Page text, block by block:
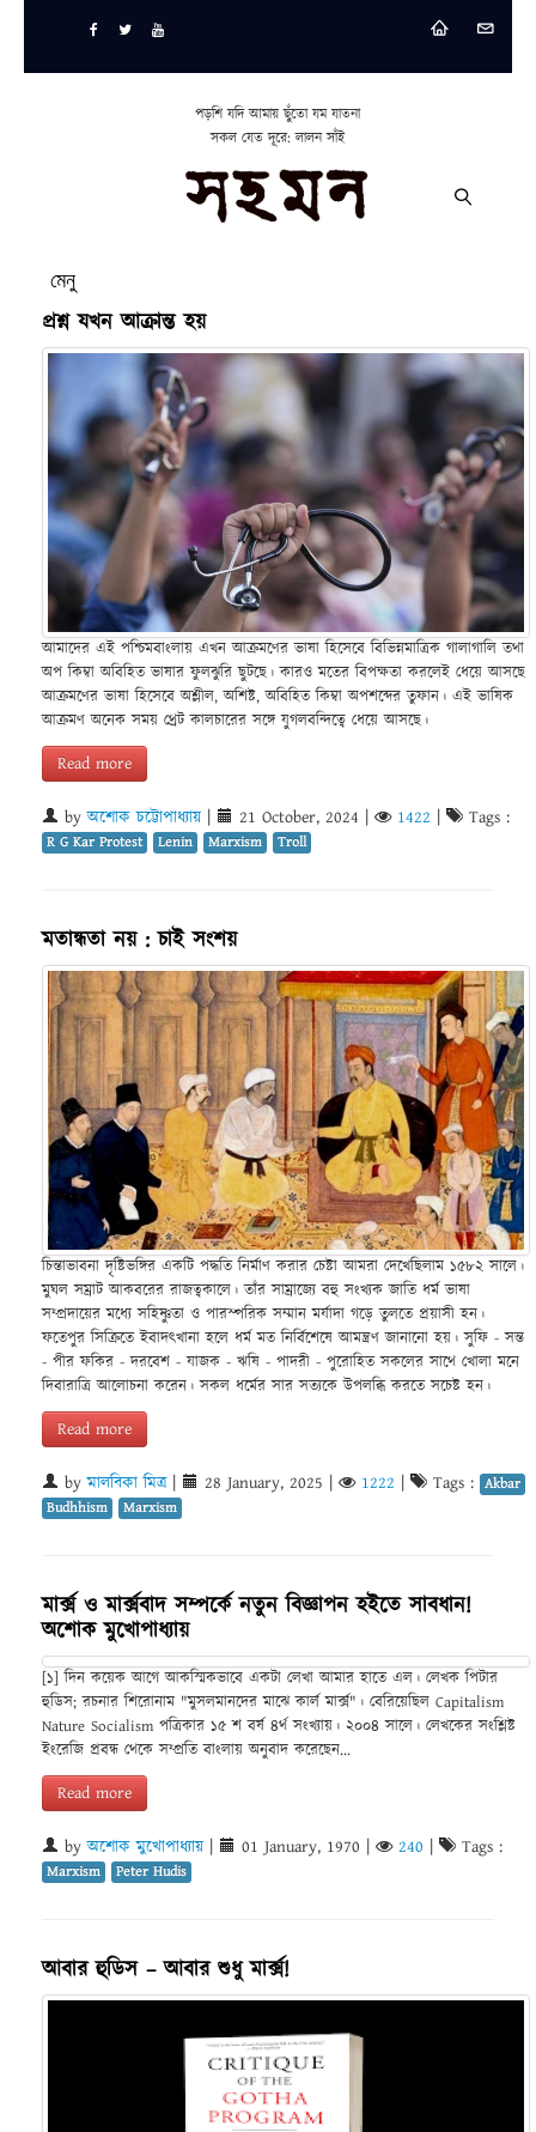
পড়শি যদি আমায় ছুঁতো যম যাতনা
সকল যেত দূরে: লালন সাঁই
মেনু
প্রশ্ন যখন আক্রান্ত হয়
আমাদের এই পশ্চিমবাংলায় এখন আক্রমণের ভাষা হিসেবে বিভিন্নমাত্রিক গালাগালি তথা
অপ কিম্বা অবিহিত ভাষার ফুলঝুরি ছুটছে। কারও মতের বিপক্ষতা করলেই ধেয়ে আসছে
আক্রমণের ভাষা হিসেবে অশ্লীল, অশিষ্ট, অবিহিত কিম্বা অপশব্দের তুফান। এই ভাষিক
আক্রমণ অনেক সময় থ্রেট কালচারের সঙ্গে যুগলবন্দিত্বে ধেয়ে আসছে।
Read more
byঅশোক চট্টোপাধ্যায় 21 October, 2024 1422 Tags :
R G Kar Protest Lenin Marxism Troll
মতান্ধতা নয় : চাই সংশয়
চিন্তাভাবনা দৃষ্টিভঙ্গির একটি পদ্ধতি নির্মাণ করার চেষ্টা আমরা দেখেছিলাম ১৫৮২ সালে।
মুঘল সম্রাট আকবরের রাজত্বকালে। তাঁর সাম্রাজ্যে বহু সংখ্যক জাতি ধর্ম ভাষা
সম্প্রদায়ের মধ্যে সহিষ্ণুতা ও পারস্পরিক সম্মান মর্যাদা গড়ে তুলতে প্রয়াসী হন।
ফতেপুর সিক্রিতে ইবাদৎখানা হলে ধর্ম মত নির্বিশেষে আমন্ত্রণ জানানো হয়। সুফি - সন্ত
- পীর ফকির - দরবেশ - যাজক - ঋষি - পাদরী - পুরোহিত সকলের সাথে খোলা মনে
দিবারাত্রি আলোচনা করেন। সকল ধর্মের সার সত্যকে উপলব্ধি করতে সচেষ্ট হন।
Read more
byমালবিকা মিত্র| 28 January, 2025 1222 Tags : Akbar
Budhhism
Marxism
মার্ক্স ও মার্ক্সবাদ সম্পর্কে নতুন বিজ্ঞাপন হইতে সাবধান!
অশোক মুখোপাধ্যায়
[১] দিন কয়েক আগে আকস্মিকভাবে একটা লেখা আমার হাতে এল। লেখক পিটার
হুডিস; রচনার শিরোনাম "মুসলমানদের মাঝে কার্ল মার্ক্স"। বেরিয়েছিল Capitalism
Nature Socialism পত্রিকার ১৫ শ বর্ষ ৪র্থ সংখ্যায়। ২০০৪ সালে। লেখকের সংশ্লিষ্ট
ইংরেজি প্রবন্ধ থেকে সম্প্রতি বাংলায় অনুবাদ করেছেন...
Read more
byঅশোক মুখোপাধ্যায় 01 January, 1970 240 Tags :
Marxism Peter Hudis
আবার হুডিস – আবার শুধু মার্ক্স!